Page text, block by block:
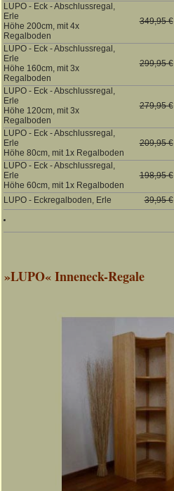
LUPO - Eck - Abschlussregal,
Erle
Höhe 200cm, mit 4x
Regalboden
349,95 €
LUPO - Eck - Abschlussregal,
Erle
Höhe 160cm, mit 3x
Regalboden
299,95 €
LUPO - Eck - Abschlussregal,
Erle
Höhe 120cm, mit 3x
Regalboden
279,95 €
LUPO - Eck - Abschlussregal,
Erle
Höhe 80cm, mit 1x Regalboden
209,95 €
LUPO - Eck - Abschlussregal,
Erle
Höhe 60cm, mit 1x Regalboden
198,95 €
LUPO - Eckregalboden, Erle 39,95 €
»LUPO« Inneneck-Regale